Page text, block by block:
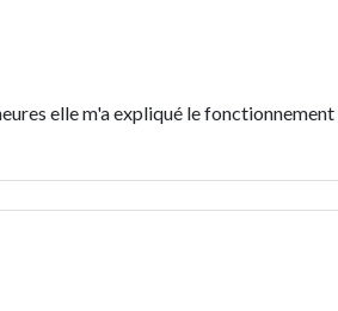
elle m'a expliqué le